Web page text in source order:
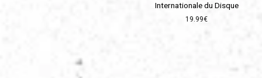
Internationale du Disque
Prix
19.99€